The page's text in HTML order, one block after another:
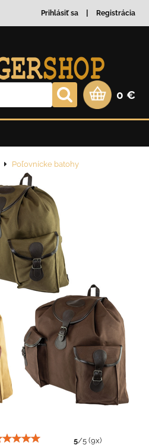
Prihlásiť sa Registrácia
0 €
Poľovnícke batohy
5/5 (9x)